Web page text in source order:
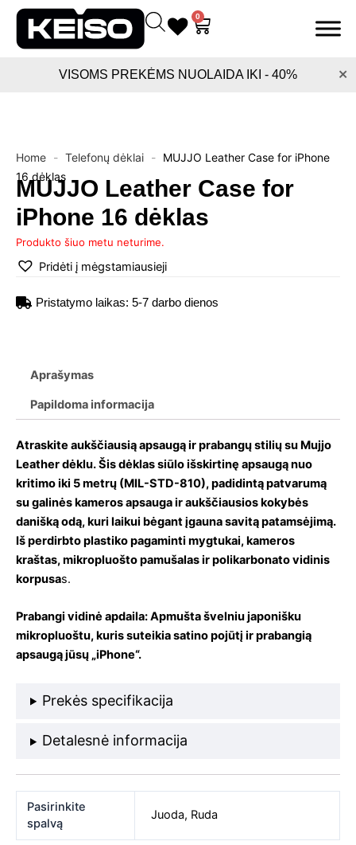
Pereiti
turinio
0 Cart
VISOMS PREKĖMS NUOLAIDA IKI - 40% ×
Home - Telefonų dėklai - MUJJO Leather Case for iPhone
16 dėklas
MUJJO Leather Case for
iPhone 16 dėklas
Produkto šiuo metu neturime.
Pridėti į mėgstamiausieji
Pristatymo laikas: 5-7 darbo dienos
Aprašymas
Papildoma informacija
Atraskite aukščiausią apsaugą ir prabangų stilių su Mujjo
Leather dėklu. Šis dėklas siūlo išskirtinę apsaugą nuo
kritimo iki 5 metrų (MIL-STD-810), padidintą patvarumą
su galinės kameros apsauga ir aukščiausios kokybės
danišką odą, kuri laikui bėgant įgauna savitą patamsėjimą.
Iš perdirbto plastiko pagaminti mygtukai, kameros
kraštas, mikropluošto pamušalas ir polikarbonato vidinis
korpusas.
Prabangi vidinė apdaila: Apmušta švelniu japonišku
mikropluoštu, kuris suteikia satino pojūtį ir prabangią
apsaugą jūsų „iPhone“.
Prekės specifikacija
Detalesnė informacija
Pasirinkite
spalvą
Juoda, Ruda